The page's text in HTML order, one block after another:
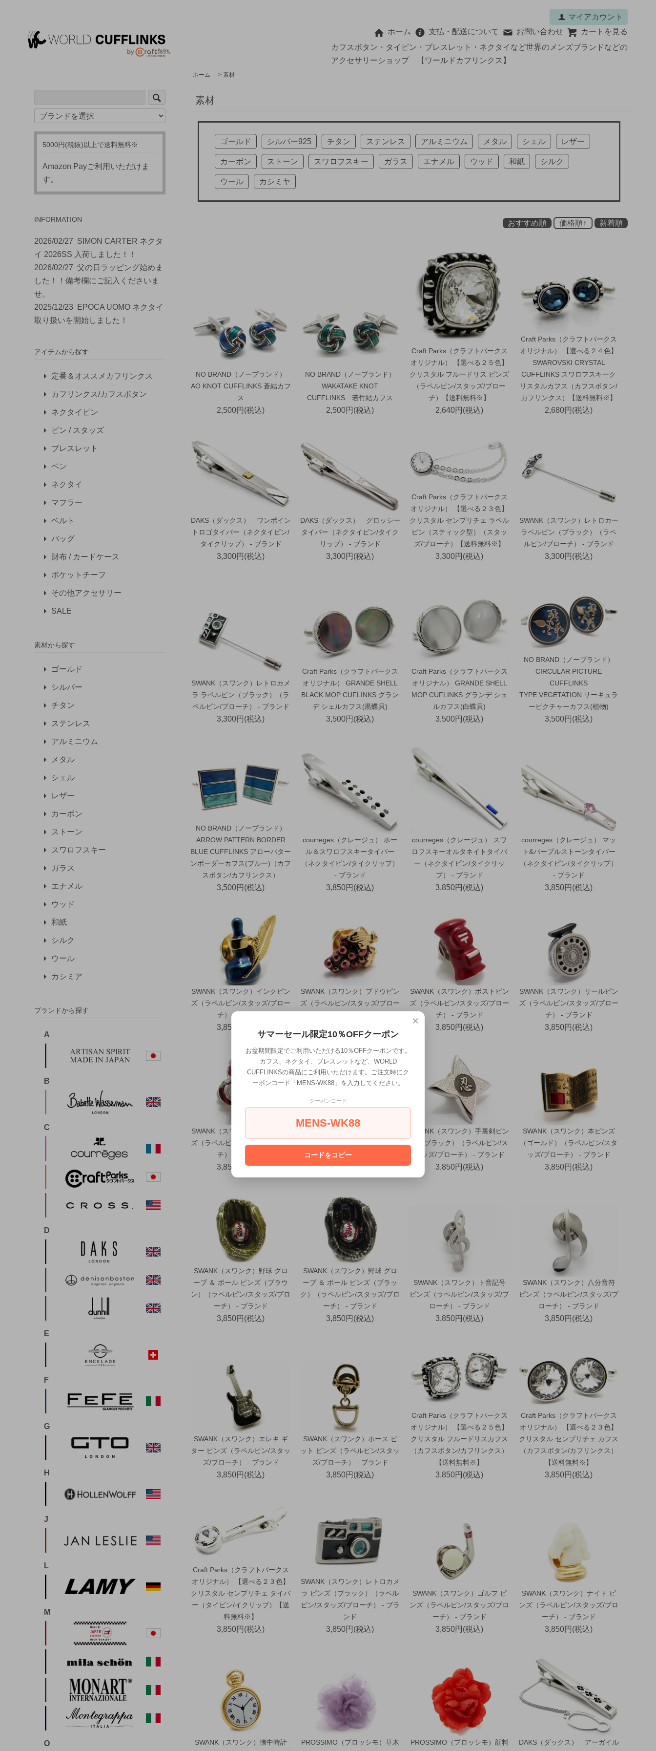
マイアカウント
ホーム
支払・配送について お問い合わせ
カートを見る
カフスボタン・タイピン・ブレスレット・ネクタイなど世界のメンズブランドなどの
アクセサリーショップ 【ワールドカフリンクス】
ホーム >素材
素材
ゴールド シルバー925 チタン ステンレス アルミニウム メタル シェル レザー
カーボン ストーン スワロフスキー ガラス エナメル ウッド 和紙 シルク
ウール カシミヤ
おすすめ順 価格順↑ 新着順
NO BRAND（ノーブランド）
AO KNOT CUFFLINKS 蒼結カフ
ス
2,500円(税込)
NO BRAND（ノーブランド）
WAKATAKE KNOT
CUFFLINKS 若竹結カフス
2,500円(税込)
Craft Parks（クラフトパークス
オリジナル） 【選べる２５色】
クリスタル フルードリス ピンズ
（ラペルピン/スタッズ/ブロー
チ）【送料無料※】
2,640円(税込)
Craft Parks（クラフトパークス
オリジナル） 【選べる２４色】
SWAROVSKI CRYSTAL
CUFFLINKS スワロフスキーク
リスタルカフス（カフスボタン/
カフリンクス）【送料無料※】
2,680円(税込)
DAKS（ダックス） ワンポイン
トロゴタイバー（ネクタイピン/
タイクリップ） - ブランド
3,300円(税込)
DAKS（ダックス） グロッシー
タイバー（ネクタイピン/タイク
リップ） - ブランド
3,300円(税込)
Craft Parks（クラフトパークス
オリジナル） 【選べる２３色】
クリスタル センプリチェ ラペル
ピン（スティック型）（スタッ
ズ/ブローチ）【送料無料※】
3,300円(税込)
SWANK（スワンク）レトロカー
ラペルピン（ブラック）（ラペ
ルピン/ブローチ） - ブランド
3,300円(税込)
SWANK（スワンク）レトロカメ
ラ ラペルピン（ブラック）（ラ
ペルピン/ブローチ） - ブランド
3,300円(税込)
Craft Parks（クラフトパークス
オリジナル） GRANDE SHELL
BLACK MOP CUFLINKS グラン
デ シェルカフス(黒蝶貝)
3,500円(税込)
Craft Parks（クラフトパークス
オリジナル） GRANDE SHELL
MOP CUFLINKS グランデ シェ
ルカフス(白蝶貝)
3,500円(税込)
NO BRAND（ノーブランド）
CIRCULAR PICTURE
CUFFLINKS
TYPE:VEGETATION サーキュラ
ーピクチャーカフス(植物)
3,500円(税込)
NO BRAND（ノーブランド）
ARROW PATTERN BORDER
BLUE CUFFLINKS アローパター
ンボーダーカフス(ブルー)（カフ
スボタン/カフリンクス）
3,500円(税込)
courreges（クレージュ） ホー
ル＆スワロフスキータイバー
（ネクタイピン/タイクリップ）
- ブランド
3,850円(税込)
courreges（クレージュ） スワ
ロフスキーオルタネイトタイバ
ー（ネクタイピン/タイクリッ
プ） - ブランド
3,850円(税込)
courreges（クレージュ） マッ
ト&パープルストーンタイバー
（ネクタイピン/タイクリップ）
- ブランド
3,850円(税込)
SWANK（スワンク）インクピン
ズ（ラペルピン/スタッズ/ブロー
チ） - ブランド
3,850円(税込)
SWANK（スワンク）ブドウピン
ズ（ラペルピン/スタッズ/ブロー
SWANK（スワンク）ポストピン
ズ（ラペルピン/スタッズ/ブロー
チ） - ブランド
3,850円(税込)
SWANK（スワンク）リールピン
ズ（ラペルピン/スタッズ/ブロー
チ） - ブランド
3,850円(税込)
SWANK（スワンク）消火栓ピン
ズ（ラペルピン/スタッズ/ブロー
チ） - ブランド
3,850円(税込)
スタッズ/ブローチ） - ブランド
3,850円(税込)
SWANK（スワンク）手裏剣ピン
ズ（ブラック）（ラペルピン/ス
タッズ/ブローチ） - ブランド
3,850円(税込)
SWANK（スワンク）本ピンズ
（ゴールド）（ラペルピン/スタ
ッズ/ブローチ） - ブランド
3,850円(税込)
SWANK（スワンク）野球 グロ
ーブ ＆ ボール ピンズ（ブラウ
ン）（ラペルピン/スタッズ/ブロ
ーチ） - ブランド
3,850円(税込)
SWANK（スワンク）野球 グロ
ーブ ＆ ボール ピンズ（ブラッ
ク）（ラペルピン/スタッズ/ブロ
ーチ） - ブランド
3,850円(税込)
SWANK（スワンク）ト音記号
ピンズ（ラペルピン/スタッズ/ブ
ローチ） - ブランド
3,850円(税込)
SWANK（スワンク）八分音符
ピンズ（ラペルピン/スタッズ/ブ
ローチ） - ブランド
3,850円(税込)
SWANK（スワンク）エレキ ギ
ター ピンズ（ラペルピン/スタッ
ズ/ブローチ） - ブランド
3,850円(税込)
SWANK（スワンク）ホース ビ
ット ピンズ（ラペルピン/スタッ
ズ/ブローチ） - ブランド
3,850円(税込)
Craft Parks（クラフトパークス
オリジナル） 【選べる２５色】
クリスタル フルードリスカフス
（カフスボタン/カフリンクス）
【送料無料※】
3,850円(税込)
Craft Parks（クラフトパークス
オリジナル） 【選べる２３色】
クリスタル センプリチェ カフス
（カフスボタン/カフリンクス）
【送料無料※】
3,850円(税込)
Craft Parks（クラフトパークス
オリジナル） 【選べる２３色】
クリスタル センプリチェ タイバ
ー（タイピン/イクリップ）【送
料無料※】
3,850円(税込)
SWANK（スワンク）レトロカメ
ラ ピンズ（ブラック）（ラペル
ピン/スタッズ/ブローチ） - ブラ
ンド
3,850円(税込)
SWANK（スワンク）ゴルフ ピ
ンズ（ラペルピン/スタッズ/ブロ
ーチ） - ブランド
3,850円(税込)
SWANK（スワンク）ナイト ピ
ンズ（ラペルピン/スタッズ/ブロ
ーチ） - ブランド
3,850円(税込)
SWANK（スワンク）懐中時計
PROSSIMO（プロッシモ）草木
PROSSIMO（プロッシモ）顔料
DAKS（ダックス） アーガイル
5000円(税抜)以上で送料無料※
Amazon Payご利用いただけま
す。
INFORMATION
2026/02/27 SIMON CARTER ネクタ
イ 2026SS 入荷しました！！
2026/02/27父の日ラッピング始めま
した！！備考欄にご記入くださいま
せ。
2025/12/23
EPOCA UOMO ネクタイ
取り扱いを開始しました！
アイテムから探す
定番＆オススメカフリンクス
カフリンクス/カフスボタン
ネクタイピン
ピン / スタッズ
ブレスレット
ペン
ネクタイ
マフラー
ベルト
バッグ
財布 / カードケース
ポケットチーフ
その他アクセサリー
SALE
素材から探す
ゴールド
シルバー
チタン
ステンレス
アルミニウム
メタル
シェル
レザー
カーボン
ストーン
スワロフスキー
ガラス
エナメル
ウッド
和紙
シルク
ウール
カシミア
ブランドから探す
A
B
C
D
E
F
G
H
J
L
M
O
×
サマーセール限定10％OFFクーポン
お盆期間限定でご利用いただける10％OFFクーポンです。
カフス、ネクタイ、ブレスレットなど、WORLD
CUFFLINKSの商品にご利用いただけます。ご注文時にク
ーポンコード「MENS-WK88」を入力してください。
クーポンコード
MENS-WK88
コードをコピー